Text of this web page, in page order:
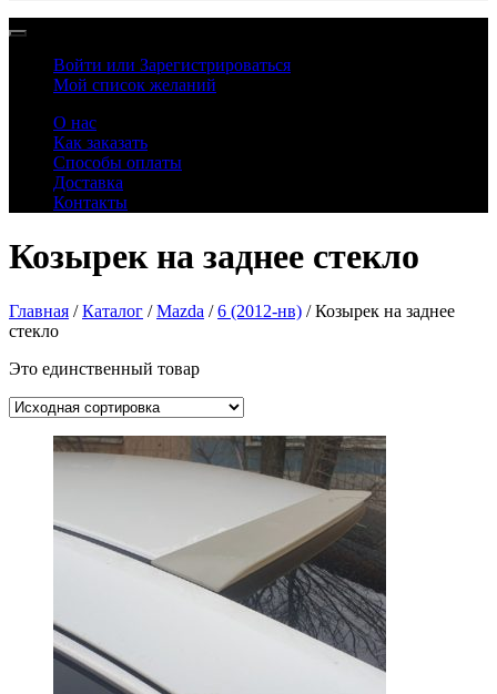
Войти или Зарегистрироваться
Мой список желаний
О нас
Как заказать
Способы оплаты
Доставка
Контакты
Козырек на заднее стекло
Главная /Каталог /Mazda /6 (2012-нв) / Козырек на заднее
стекло
Это единственный товар